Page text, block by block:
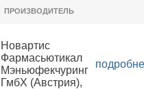
ПРОИЗВОДИТЕЛЬ
Новартис
Фармасьютикал
Мэньюфекчуринг
ГмбХ (Австрия),